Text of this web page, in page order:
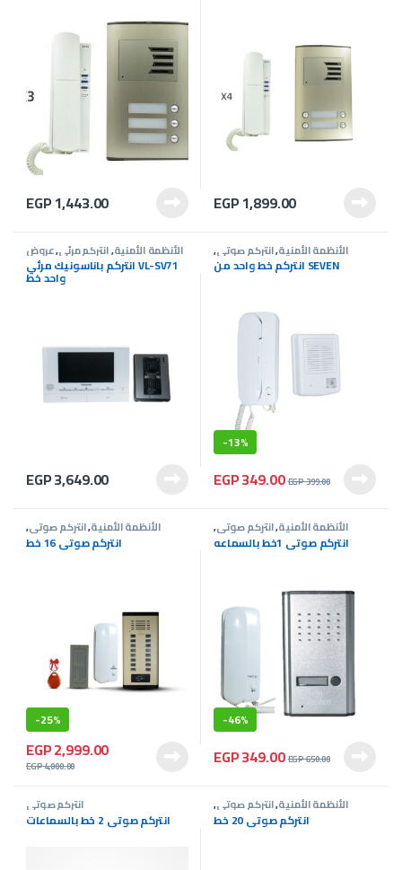
EGP1,443.00 EGP1,899.00
الأنظمة الأمنية,انتركم مرئى,عروض
انتركم
انتركم باناسونيك مرئي VL-SV71
واحد خط
EGP3,649.00
الأنظمة الأمنية,انتركم صوتى,
عروض انتركم انتركم خط واحد من SEVEN
-13%
EGP349.00EGP399.00
الأنظمة الأمنية,انتركم صوتى,
عروض انتركمانتركم صوتى 16 خط
-25%
EGP2,999.00
EGP4,000.00
الأنظمة الأمنية,انتركم صوتى,
عروض انتركم انتركم صوتى 1خط بالسماعه
-46%
EGP349.00EGP650.00
انتركم صوتى
انتركم صوتى 2 خط بالسماعات
الأنظمة الأمنية,انتركم صوتى,
عروض انتركمانتركم صوتى 20 خط